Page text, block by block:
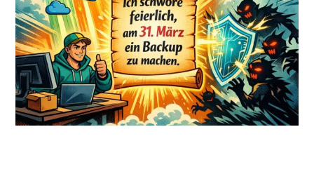
JTL-Betriebsrat: So schützt du dich als
plentyONE kommt mit KMU
Tipps von eBakery: JTL mit Shopware 6
JTL Connect 2017: Alles ist diesmal anders
Eine der spannendsten Entwicklungen: das